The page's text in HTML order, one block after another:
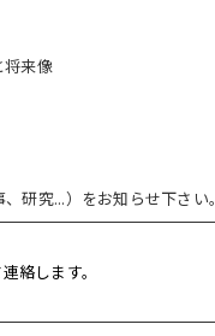
将来像
研究...）をお知らせ下さい。
絡します。